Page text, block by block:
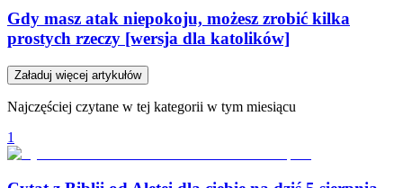
Gdy masz atak niepokoju, możesz zrobić kilka
prostych rzeczy [wersja dla katolików]
Załaduj więcej artykułów
Najczęściej czytane w tej kategorii w tym miesiącu
1